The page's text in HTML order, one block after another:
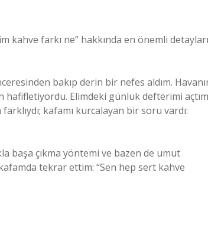
kahve farkı ne” hakkında en önemli detayları
bakıp derin bir nefes aldım.
Elimdeki günlük defterimi açtım
kafamı kurcalayan bir soru vardı:
başa çıkma yöntemi ve bazen de umut
tekrar ettim: “Sen hep sert kahve